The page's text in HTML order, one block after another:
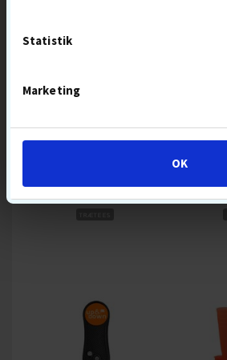
Statistik
Marketing
OK
59,-